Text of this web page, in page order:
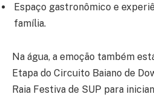
Espaço gastronômico e
família.
Na água, a emoção também
Etapa do Circuito Baiano de
Raia Festiva de SUP para